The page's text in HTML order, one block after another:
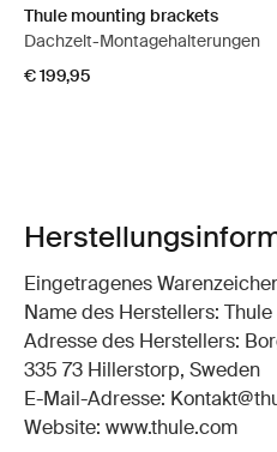
Thule mounting brackets
Dachzelt-Montagehalterungen
€ 199,95
Eingetragenes
Name des Herstellers:
Adresse des Herstellers:
335 73 Hillerstorp, Sweden
E-Mail-Adresse:
Website: www.thule.com